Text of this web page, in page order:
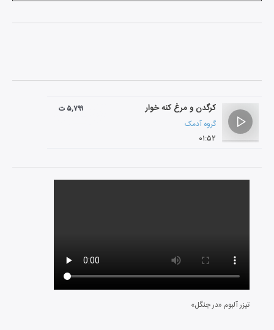
کرگدن و مرغ کنه خوار
گروه آدمک
۰۱:۵۲
۵,۷۹۹ ت
تیزر آلبوم «در جنگل»